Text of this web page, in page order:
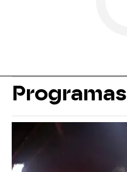
Programas